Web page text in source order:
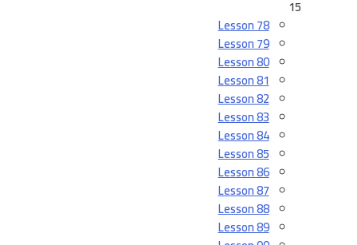
15
Lesson 78
Lesson 79
Lesson 80
Lesson 81
Lesson 82
Lesson 83
Lesson 84
Lesson 85
Lesson 86
Lesson 87
Lesson 88
Lesson 89